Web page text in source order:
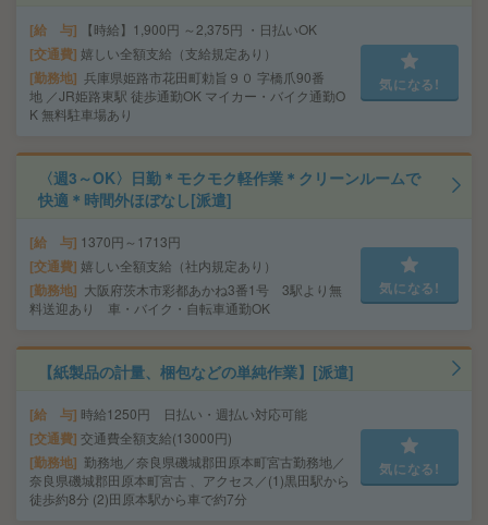
給 与 【時給】1,900円 ～2,375円 ・日払いOK
交通費 嬉しい全額支給（支給規定あり）
勤務地 兵庫県姫路市花田町勅旨９０ 字橋爪90番
地 ／JR姫路東駅 徒歩通勤OK マイカー・バイク通勤O
K 無料駐車場あり
気になる!
〈週3～OK〉日勤＊モクモク軽作業＊クリーンルームで
快適＊時間外ほぼなし[派遣]
給 与 1370円～1713円
交通費 嬉しい全額支給（社内規定あり）
勤務地
大阪府茨木市彩都あかね3番1号 3駅より無
料送迎あり 車・バイク・自転車通勤OK
気になる!
【紙製品の計量、梱包などの単純作業】[派遣]
給 与 時給1250円 日払い・週払い対応可能
交通費 交通費全額支給(13000円)
勤務地 勤務地／奈良県磯城郡田原本町宮古勤務地／
奈良県磯城郡田原本町宮古 、アクセス／(1)黒田駅から
徒歩約8分 (2)田原本駅から車で約7分
気になる!